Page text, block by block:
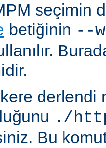
seçimin
betiğinin --
derlendi
./
Bu